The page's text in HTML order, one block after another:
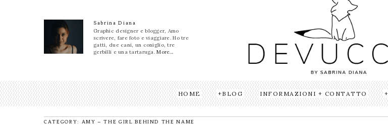
Sabrina Diana
Graphic designer e blogger, Amo
scrivere, fare foto e viaggiare. Ho tre
gatti, due cani, un coniglio, tre
gerbilli e una tartaruga.More...
HOME BLOG INFORMAZIONI + CONTATTO
CATEGORY: AMY – THE GIRL BEHIND THE NAME